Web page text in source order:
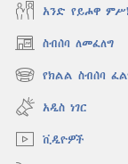
አንድ የይሖዋ
ስብሰባ ለመፈለግ
(አዲስ
ዊንዶው
ክፈት)
የክልል ስብሰባ
(አዲስ
ዊንዶው
ክፈት)
አዲስ ነገር
ቪዲዮዎች